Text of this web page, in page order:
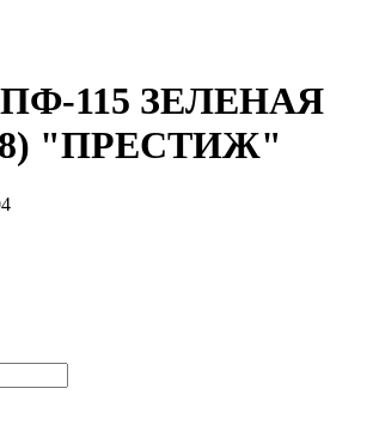
115 ЗЕЛЕНАЯ
"ПРЕСТИЖ"